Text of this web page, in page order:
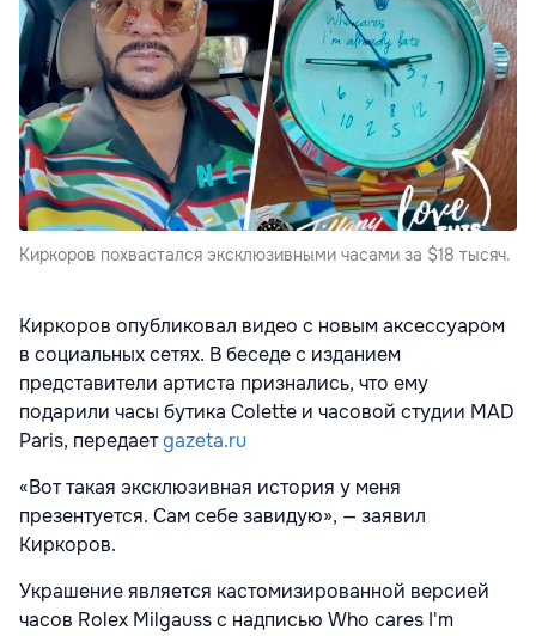
Киркоров похвастался эксклюзивными часами за $18 тысяч.
Киркоров опубликовал видео с новым аксессуаром
в социальных сетях. В беседе с изданием
представители артиста признались, что ему
подарили часы бутика Colette и часовой студии MAD
Paris, передаетgazeta.ru
«Вот такая эксклюзивная история у меня
презентуется. Сам себе завидую», — заявил
Киркоров.
Украшение является кастомизированной версией
часов Rolex Milgauss с надписью Who cares I'm